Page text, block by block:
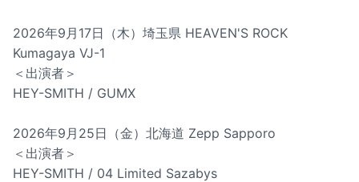
2026年9月17日（木）埼玉県 HEAVEN'S ROCK
Kumagaya VJ-1
＜出演者＞
HEY-SMITH / GUMX
2026年9月25日（金）北海道 Zepp Sapporo
＜出演者＞
HEY-SMITH / 04 Limited Sazabys